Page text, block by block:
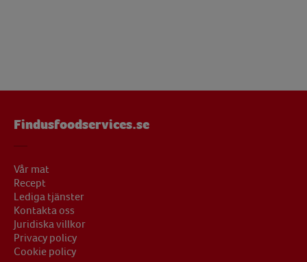
Findusfoodservices.se
Vår mat
Recept
Lediga tjänster
Kontakta oss
Juridiska villkor
Privacy policy
Cookie policy